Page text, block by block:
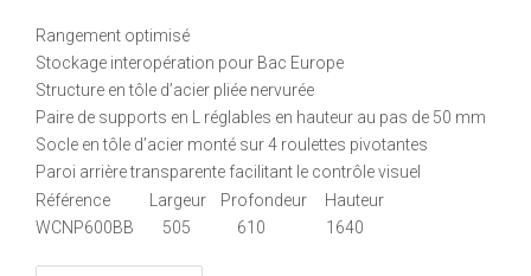
Rangement optimisé
Stockage interopération pour Bac Europe
Structure en tôle d’acier pliée nervurée
Paire de supports en L réglables en hauteur au pas de 50 mm
Socle en tôle d’acier monté sur 4 roulettes pivotantes
Paroi arrière transparente facilitant le contrôle visuel
Référence Largeur Profondeur Hauteur
WCNP600BB 505 610 1640